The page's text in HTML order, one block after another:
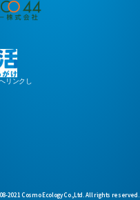
リンクし
2021 Cosmo Ecology Co.,Ltd. All rights reserved.